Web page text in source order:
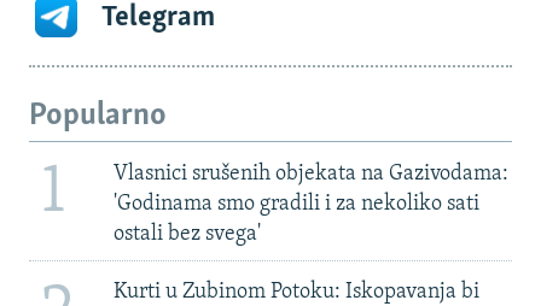
Telegram
Popularno
1
Vlasnici srušenih objekata na Gazivodama:
'Godinama smo gradili i za nekoliko sati
ostali bez svega'
Kurti u Zubinom Potoku: Iskopavanja bi